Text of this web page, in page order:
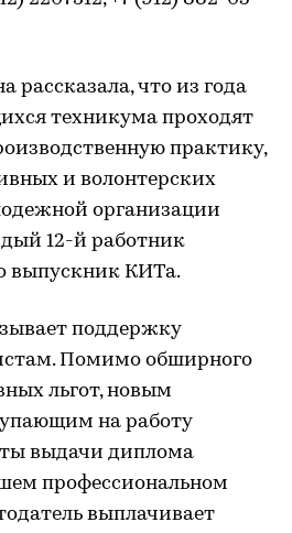
рассказала, что из года
техникума проходят
практику,
и волонтерских
организации
12-й работник
выпускник КИТа.
поддержку
Помимо обширного
льгот, новым
на работу
выдачи диплома
профессиональном
выплачивает